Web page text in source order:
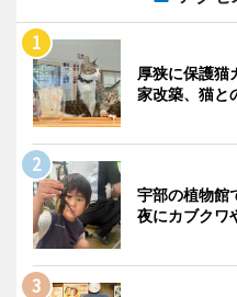
厚狭に保護
家改築、猫と
宇部の植物
夜にカブクワ